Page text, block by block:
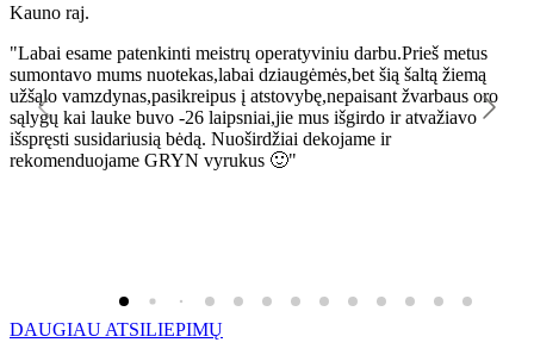
Kauno raj.
"Labai esame patenkinti meistrų operatyviniu darbu.Prieš metus
sumontavo mums nuotekas,labai dziaugėmės,bet šią šaltą žiemą
užšąlo vamzdynas,pasikreipus į atstovybę,nepaisant žvarbaus oro
sąlygų kai lauke buvo -26 laipsniai,jie mus išgirdo ir atvažiavo
išspręsti susidariusią bėdą. Nuoširdžiai dekojame ir
rekomenduojame GRYN vyrukus 🙂"
DAUGIAU ATSILIEPIMŲ